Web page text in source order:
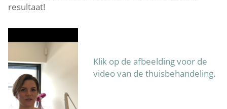
resultaat!
Klik op de afbeelding voor de
video van de thuisbehandeling.